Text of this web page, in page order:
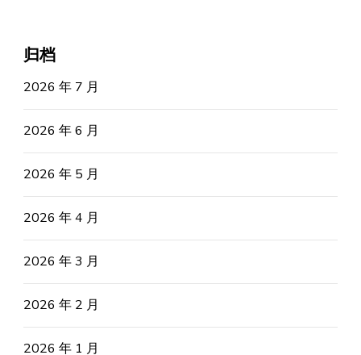
归档
2026 年 7 月
2026 年 6 月
2026 年 5 月
2026 年 4 月
2026 年 3 月
2026 年 2 月
2026 年 1 月